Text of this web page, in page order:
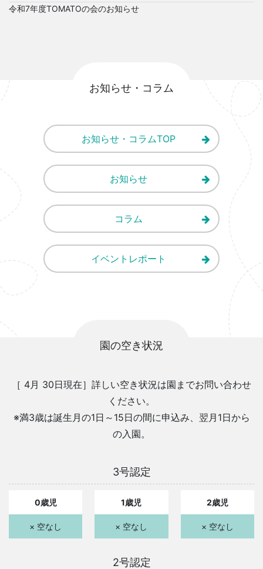
令和7年度TOMATOの会のお知らせ
お知らせ・コラム
お知らせ・コラムTOP
お知らせ
コラム
イベントレポート
園の空き状況
［ 4月 30日現在］詳しい空き状況は園までお問い合わせ
ください。
※満3歳は誕生月の1日～15日の間に申込み、翌月1日から
の入園。
3号認定
0歳児
× 空なし
1歳児
× 空なし
2歳児
× 空なし
2号認定